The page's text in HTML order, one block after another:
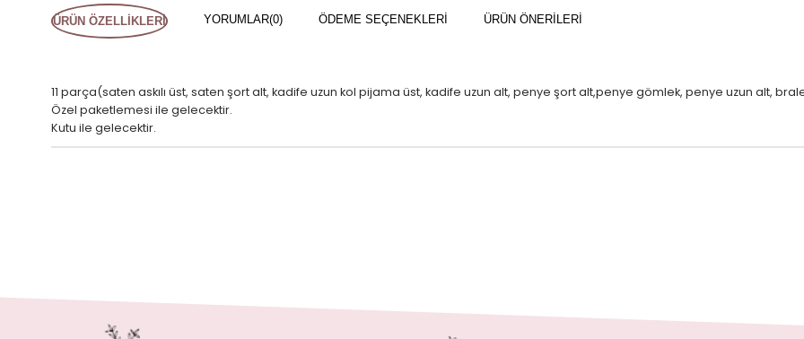
ÜRÜN ÖZELLIKLERI YORUMLAR(0) ÖDEME SEÇENEKLERI ÜRÜN ÖNERILERI
11 parça(saten askılı üst, saten şort alt, kadife uzun kol pijama üst, kadife uzun alt, penye şort alt,penye gömlek, penye uzun alt,
Özel paketlemesi ile gelecektir.
Kutu ile gelecektir.